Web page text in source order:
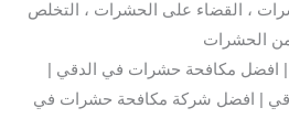
، القضاء على الحشرات ، التخلص
الحشرات
افضل مكافحة حشرات في الدقي |
| افضل شركة مكافحة حشرات في